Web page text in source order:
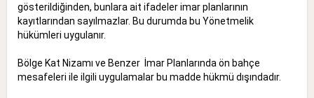
gösterildiğinden, bunlara ait ifadeler imar planlarının
kayıtlarından sayılmazlar. Bu durumda bu Yönetmelik
hükümleri uygulanır.
Bölge Kat Nizamı ve Benzer İmar Planlarında ön bahçe
mesafeleri ile ilgili uygulamalar bu madde hükmü dışındadır.